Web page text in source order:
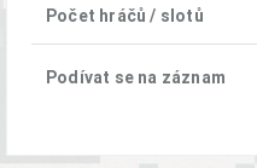
Počet hráčů / slotů
Podívat se na záznam